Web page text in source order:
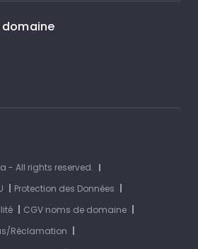
- All rights reserved.
Protection des Données
CGV noms de domaine
Réclamation